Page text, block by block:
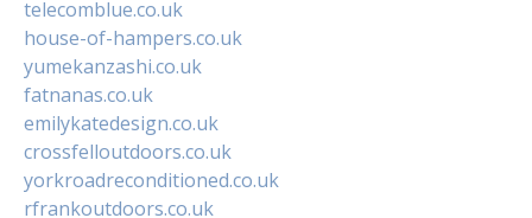
telecomblue.co.uk
house-of-hampers.co.uk
yumekanzashi.co.uk
fatnanas.co.uk
emilykatedesign.co.uk
crossfelloutdoors.co.uk
yorkroadreconditioned.co.uk
rfrankoutdoors.co.uk